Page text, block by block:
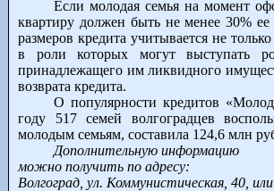
Если молодая семья на момент
квартиру должен быть не менее 30%
размеров кредита учитывается не
в роли которых могут выступать
принадлежащего им ликвидного
возврата кредита.
О популярности кредитов
году 517 семей волгоградцев
молодым семьям, составила 124,6 млн
Дополнительную информацию
можно получить по адресу:
Волгоград, ул. Коммунистическая, 40,